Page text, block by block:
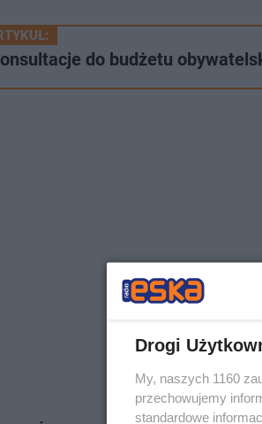
do budżetu
Drogi
My, naszych 1160
przechowujemy
standardowe